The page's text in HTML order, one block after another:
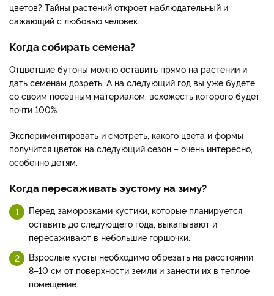
цветов? Тайны растений откроет наблюдательный и
сажающий с любовью человек.
Когда собирать семена?
Отцветшие бутоны можно оставить прямо на растении и
дать семенам дозреть. А на следующий год вы уже будете
со своим посевным материалом, всхожесть которого будет
почти 100%.
Экспериментировать и смотреть, какого цвета и формы
получится цветок на следующий сезон – очень интересно,
особенно детям.
Когда пересаживать эустому на зиму?
Перед заморозками кустики, которые планируется
оставить до следующего года, выкапывают и
пересаживают в небольшие горшочки.
Взрослые кусты необходимо обрезать на расстоянии
8–10 см от поверхности земли и занести их в теплое
помещение.